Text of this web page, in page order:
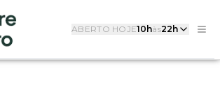
ABERTO HOJE10hàs22h